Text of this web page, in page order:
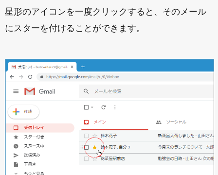
星形のアイコンを一度クリックすると、そのメール
にスターを付けることができます。